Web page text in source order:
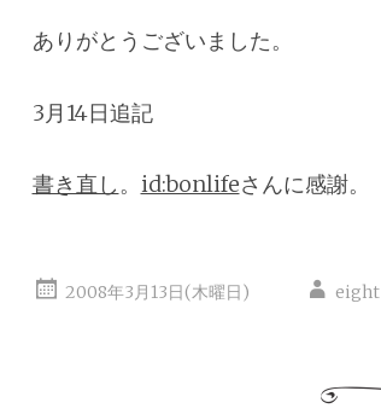
ありがとうございました。
3月14日追記
書き直し 。 id:bonlifeさんに感謝。
2008年3月13日(木曜日) eight